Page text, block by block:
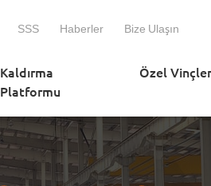
SSS Haberler Bize Ulaşın
Kaldırma
Platformu
Özel Vinçler